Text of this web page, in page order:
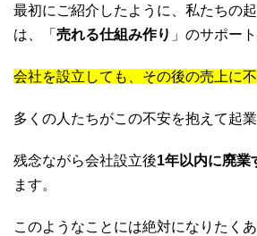
最初にご紹介したように、私たちの
は、「 売れる仕組み作り 」のサポー
会社を設立しても、その後の売上に
多くの人たちがこの不安を抱えて起業
残念ながら会社設立後1年以内に廃業
ます。
このようなことには絶対になりたくあ